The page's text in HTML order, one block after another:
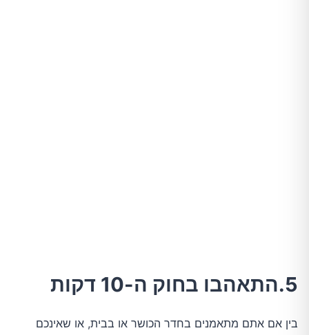
5.התאהבו בחוק ה-10 דקות
בין אם אתם מתאמנים בחדר הכושר או בבית, או שאינכם